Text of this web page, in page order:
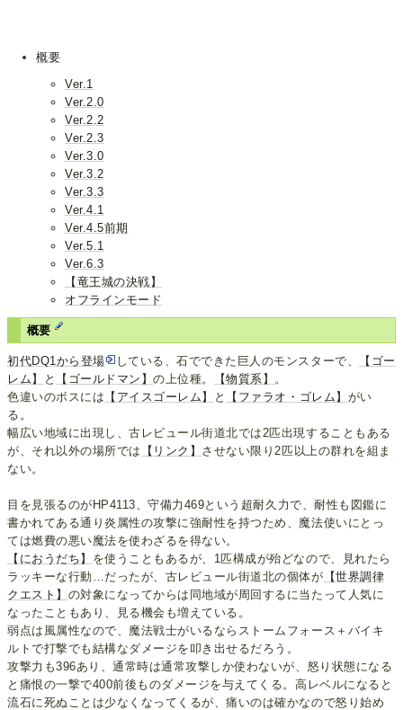
概要
Ver.1
Ver.2.0
Ver.2.2
Ver.2.3
Ver.3.0
Ver.3.2
Ver.3.3
Ver.4.1
Ver.4.5前期
Ver.5.1
Ver.6.3
【竜王城の決戦】
オフラインモード
概要
初代DQ1から登場 している、石でできた巨人のモンスターで、
【ゴー
レム】
と 【ゴールドマン】の上位種。 【物質系】
。
色違いのボスには 【アイスゴーレム】 と 【ファラオ・ゴレム】 がい
る。
幅広い地域に出現し、古レビュール街道北では2匹出現することもある
が、それ以外の場所では
【リンク】 させない限り2匹以上の群れを組ま
ない。
目を見張るのがHP4113、守備力469という超耐久力で、耐性も図鑑に
書かれてある通り炎属性の攻撃に強耐性を持つため、魔法使いにとっ
ては燃費の悪い魔法を使わざるを得ない。
【におうだち】 を使うこともあるが、1匹構成が殆どなので、見れたら
ラッキーな行動…だったが、古レビュール街道北の個体が 【世界調律
クエスト】 の対象になってからは同地域が周回するに当たって人気に
なったこともあり、見る機会も増えている。
弱点は風属性なので、魔法戦士がいるならストームフォース＋バイキ
ルトで打撃でも結構なダメージを叩き出せるだろう。
攻撃力も396あり、通常時は通常攻撃しか使わないが、怒り状態になる
と痛恨の一撃で400前後ものダメージを与えてくる。高レベルになると
流石に死ぬことは少なくなってくるが、痛いのは確かなので怒り始め